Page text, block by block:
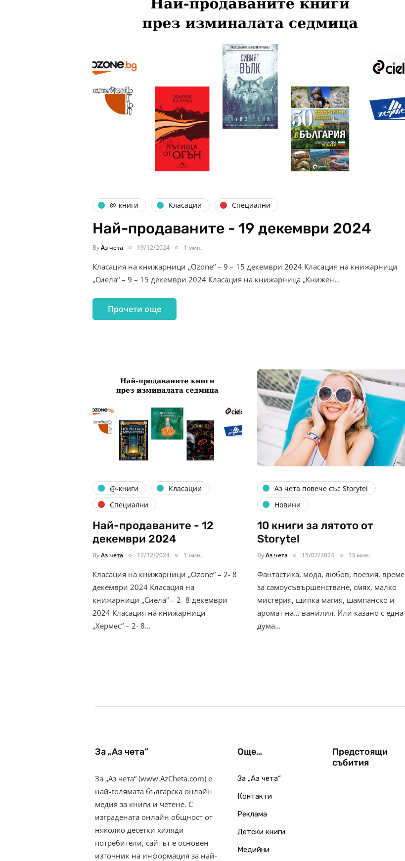
@-книги Класации Специални
Най-продаваните - 19 декември 2024
ByАз чета 19/12/2024 1 мин.
Класация на книжарници „Ozone“ – 9 – 15 декември 2024 Класация на книжарници
„Сиела“ – 9 – 15 декември 2024 Класация на книжарница „Книжен…
Прочети още
@-книги
Класации
Специални
Най-продаваните - 12
декември 2024
ByАз чета 12/12/2024 1 мин.
Класация на книжарници „Ozone“ – 2- 8
декември 2024 Класация на
книжарници „Сиела“ – 2- 8 декември
2024 Класация на книжарници
„Хермес“ – 2- 8…
Аз чета повече със Storytel
Новини
10 книги за лятото от
Storytel
ByАз чета 15/07/2024 13 мин.
Фантастика, мода, любов, поезия, време
за самоусъвършенстване, смях, малко
мистерия, щипка магия, шампанско и
аромат на… ванилия. Или казано с една
дума…
За „Аз чета“
За „Аз чета“ (www.AzCheta.com) е
най-голямата българска онлайн
медия за книги и четене. С
изградената онлайн общност от
няколко десетки хиляди
потребители, сайтът е основен
източник на информация за най-
Още…
За „Аз чета“
Контакти
Реклама
Детски книги
Медийни
Предстоящи
събития